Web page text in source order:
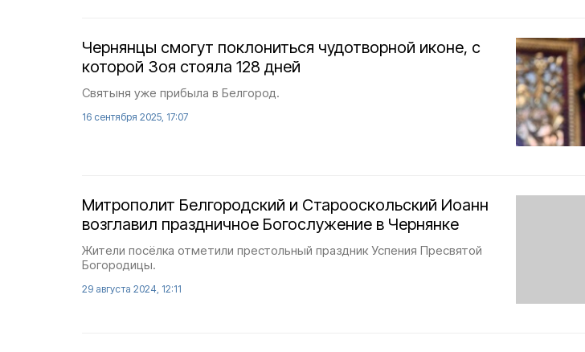
Чернянцы смогут поклониться чудотворной иконе, с
которой Зоя стояла 128 дней
Святыня уже прибыла в Белгород.
16 сентября 2025, 17:07
Митрополит Белгородский и Старооскольский Иоанн
возглавил праздничное Богослужение в Чернянке
Жители посёлка отметили престольный праздник Успения Пресвятой
Богородицы.
29 августа 2024, 12:11